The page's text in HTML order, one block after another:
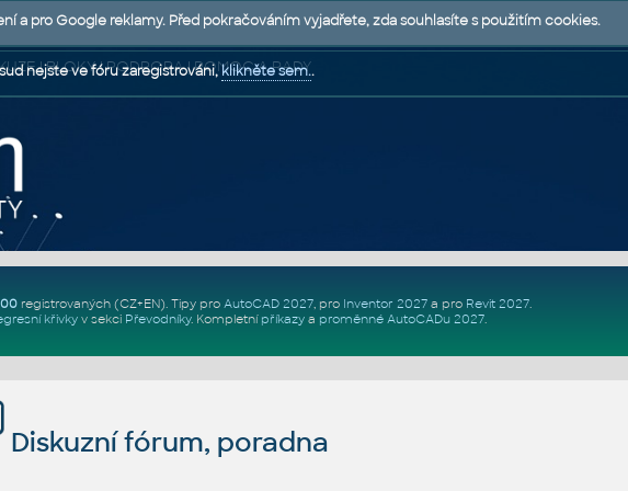
| BLOKY | PODPORA | POMOC A RADY
registrovaných (CZ+EN). Tipy pro AutoCAD 2027, pro Inventor 2027a pro Revit 2027.
křivkyv sekci Převodníky. Kompletní příkazya proměnné AutoCADu 2027.
Diskuzní fórum, poradna
a pro Google reklamy. Před pokračováním vyjadřete, zda souhlasíte s použitím cookies.
nejste ve fóru zaregistrováni,klikněte sem..